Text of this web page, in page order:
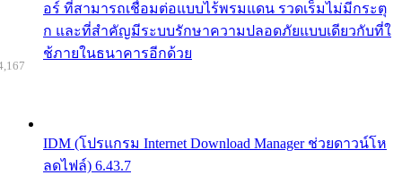
อร์ ที่สามารถเชื่อมต่อแบบไร้พรมแดน รวดเร็มไม่มีกระตุ
ก และที่สำคัญมีระบบรักษาความปลอดภัยแบบเดียวกับที่ใ
ช้ภายในธนาคารอีกด้วย
IDM (โปรแกรม Internet Download Manager ช่วยดาวน์โห
ลดไฟล์) 6.43.7